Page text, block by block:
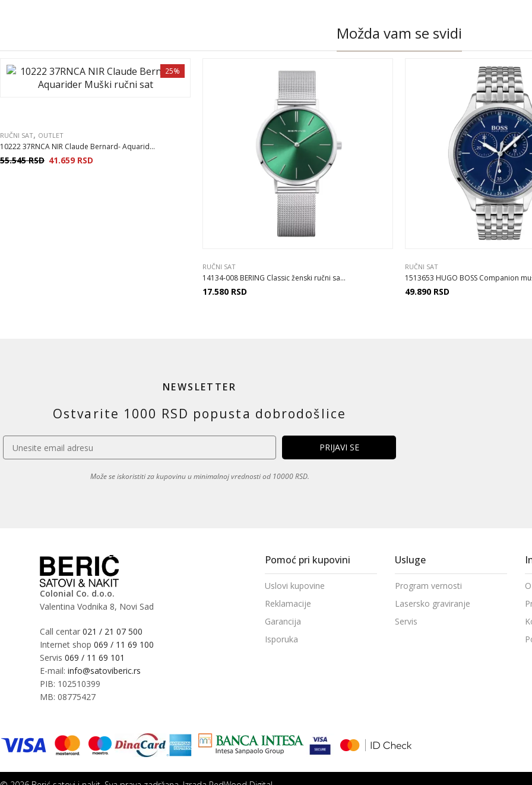
Možda vam se svidi
25%
RUČNI SAT, OUTLET
10222 37RNCA NIR Claude Bernard- Aquarid...
55.545RSD 41.659 RSD
RUČNI SAT
14134-008 BERING Classic ženski ručni sa...
17.580 RSD
RUČNI SAT
1513653 HUGO BOSS Companion
49.890 RSD
NEWSLETTER
Ostvarite 1000 RSD popusta dobrodošlice
Može se iskoristiti za kupovinu u minimalnoj vrednosti od 10000 RSD.
Colonial Co. d.o.o.
Valentina Vodnika 8, Novi Sad
Call centar021 / 21 07 500
Internet shop069 / 11 69 100
Servis069 / 11 69 101
E-mail:info@satoviberic.rs
PIB: 102510399
MB: 08775427
Pomoć pri kupovini
Uslovi kupovine
Reklamacije
Garancija
Isporuka
Usluge
Program vernosti
Lasersko graviranje
Servis